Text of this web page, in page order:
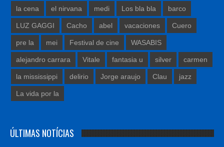
la cena el nirvana medi Los bla bla barco
LUZ GAGGI Cacho abel vacaciones Cuero
pre la mei Festival de cine WASABIS
alejandro carrara Vitale fantasia u silver carmen
la mississippi delirio Jorge araujo Clau jazz
La vida por la
ÚLTIMAS NOTÍCIAS